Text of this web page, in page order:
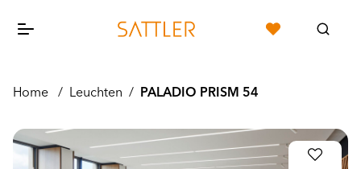
Home / Leuchten / PALADIO PRISM 54